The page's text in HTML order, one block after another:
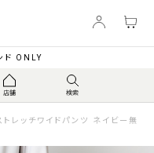
ド ONLY
トレッチワイドパンツ ネイビー無地